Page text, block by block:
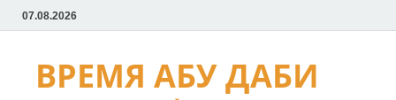
07.08.2026
ВРЕМЯ АБУ ДАБИ